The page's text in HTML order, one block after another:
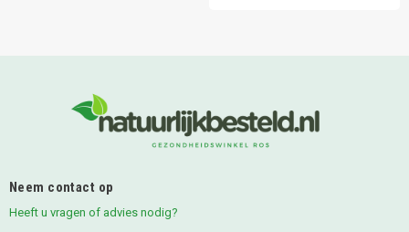
Neem contact op
Heeft u vragen of advies nodig?